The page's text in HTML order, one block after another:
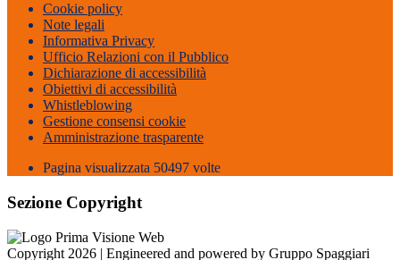
Cookie policy
Note legali
Informativa Privacy
Ufficio Relazioni con il Pubblico
Dichiarazione di accessibilità
Obiettivi di accessibilità
Whistleblowing
Gestione consensi cookie
Amministrazione trasparente
Pagina visualizzata 50497 volte
Sezione Copyright
Copyright 2026 | Engineered and powered by Gruppo Spaggiari